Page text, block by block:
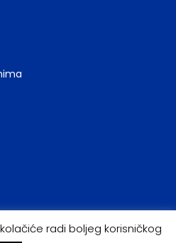
radi boljeg korisničkog